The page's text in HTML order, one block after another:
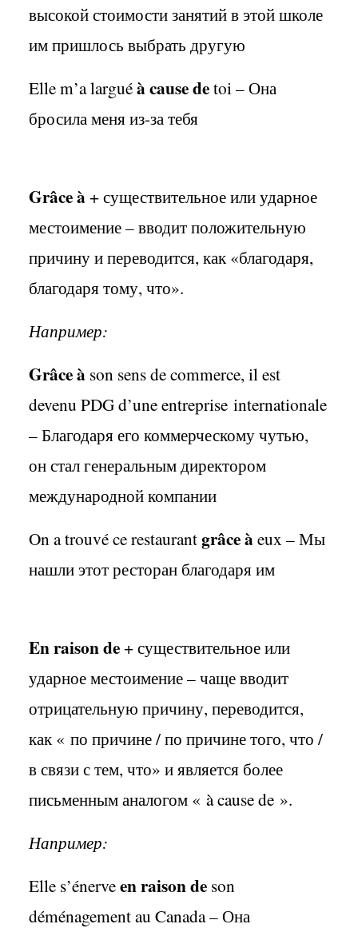
высокой стоимости занятий в этой школе
им пришлось выбрать другую
Ellem’alarguéàcausedetoi– Она
бросила меня из-за тебя
Grâceà+ существительное или ударное
местоимение – вводит положительную
причину и переводится, как «благодаря,
благодаря тому, что».
Например:
Grâceà son sensdecommerce, ilest
devenu PDGd’uneentreprise internationale
– Благодаря его коммерческому чутью,
он стал генеральным директором
международной компании
Onatrouvécerestaurantgrâceàeux – Мы
нашли этот ресторан благодаря им
Enraisonde+ существительное или
ударное местоимение – чаще вводит
отрицательную причину, переводится,
как « по причине / по причине того, что /
в связи с тем, что» и является более
письменным аналогом « àcausede ».
Например:
Elle s’énerveenraisonde son
déménagementau Canada– Она